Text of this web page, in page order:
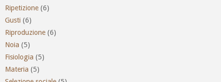
Ripetizione (6)
Gusti (6)
Riproduzione (6)
Noia (5)
Fisiologia (5)
Materia (5)